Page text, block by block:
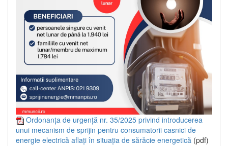
Ordonanța de urgență nr. 35/2025 privind introducerea
unui mecanism de sprijin pentru consumatorii casnici de
energie electrică aflați în situația de sărăcie energetică (pdf)